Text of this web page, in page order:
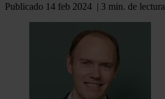
Publicado 14 feb 2024 | 3 min. de lectura